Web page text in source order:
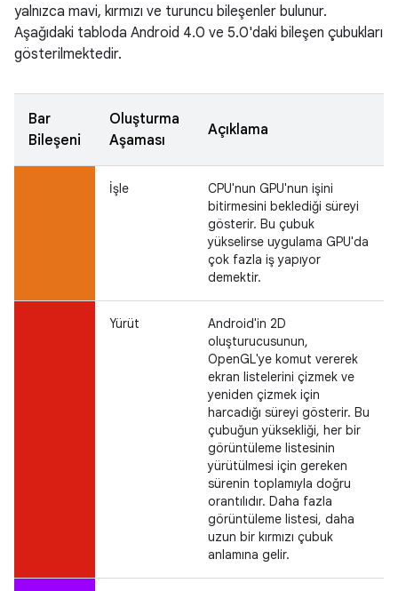
yalnızca mavi, kırmızı ve turuncu bileşenler bulunur.
Aşağıdaki tabloda Android 4.0 ve 5.0'daki bileşen çubukları
gösterilmektedir.
Bar
Bileşeni
Oluşturma
Aşaması
Açıklama
İşle
CPU'nun GPU'nun işini
bitirmesini beklediği süreyi
gösterir. Bu çubuk
yükselirse uygulama GPU'da
çok fazla iş yapıyor
demektir.
Yürüt
Android'in 2D
oluşturucusunun,
OpenGL'ye komut vererek
ekran listelerini çizmek ve
yeniden çizmek için
harcadığı süreyi gösterir. Bu
çubuğun yüksekliği, her bir
görüntüleme listesinin
yürütülmesi için gereken
sürenin toplamıyla doğru
orantılıdır. Daha fazla
görüntüleme listesi, daha
uzun bir kırmızı çubuk
anlamına gelir.